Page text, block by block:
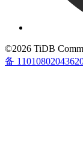
©2026 TiDB
备